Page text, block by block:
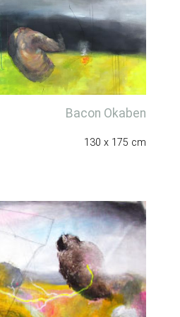
Bacon Okaben
130 x 175 cm